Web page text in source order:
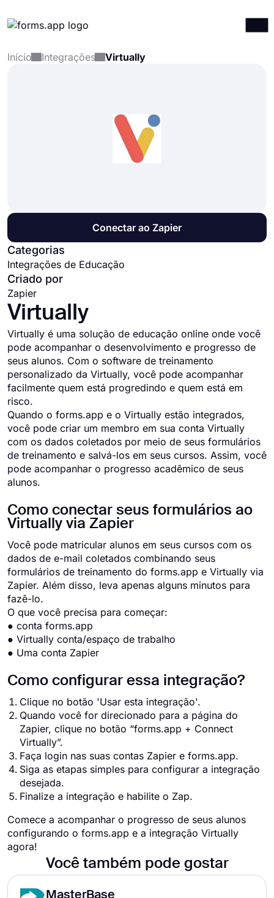
Produtos
Início Integrações Virtually
Conectar ao Zapier
Categorias
Integrações de Educação
Criado por
Zapier
Virtually
Virtually é uma solução de educação online onde você
pode acompanhar o desenvolvimento e progresso de
seus alunos. Com o software de treinamento
personalizado da Virtually, você pode acompanhar
facilmente quem está progredindo e quem está em
risco.
Quando o forms.app e o Virtually estão integrados,
você pode criar um membro em sua conta Virtually
com os dados coletados por meio de seus formulários
de treinamento e salvá-los em seus cursos. Assim, você
pode acompanhar o progresso acadêmico de seus
alunos.
Como conectar seus formulários ao
Virtually via Zapier
Você pode matricular alunos em seus cursos com os
dados de e-mail coletados combinando seus
formulários de treinamento do forms.app e Virtually via
Zapier. Além disso, leva apenas alguns minutos para
fazê-lo.
O que você precisa para começar:
● conta forms.app
● Virtually conta/espaço de trabalho
● Uma conta Zapier
Como configurar essa integração?
Clique no botão 'Usar esta integração'.
Quando você for direcionado para a página do
Zapier, clique no botão “forms.app + Connect
Virtually”.
Faça login nas suas contas Zapier e forms.app.
Siga as etapas simples para configurar a integração
desejada.
Finalize a integração e habilite o Zap.
Comece a acompanhar o progresso de seus alunos
configurando o forms.app e a integração Virtually
agora!
Você também pode gostar
MasterBase